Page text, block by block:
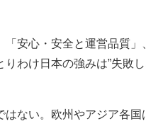
安心・安全と運営品質」
わけ日本の強みは”失敗
ない。欧州やアジア各国